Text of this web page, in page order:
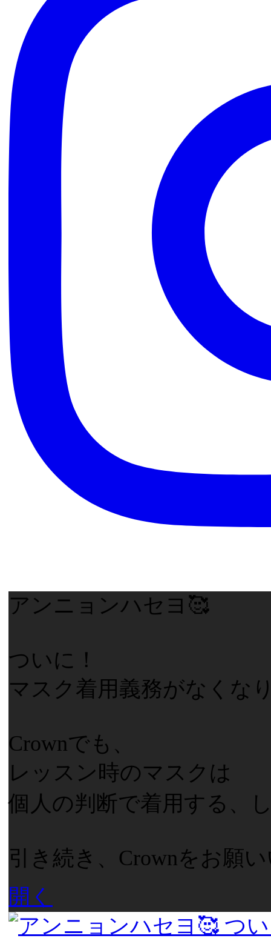
アンニョンハセヨ🥰
ついに！
マスク着用義務がなくな
Crownでも、
レッスン時のマスクは
個人の判断で着用する、
引き続き、Crownをお願
開く